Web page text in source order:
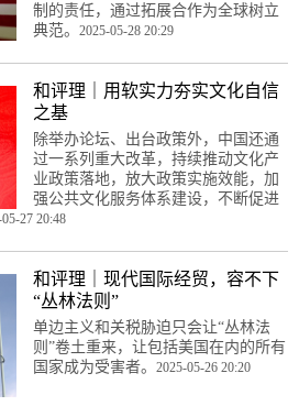
制的责任，通过拓展合作为全球树立
典范。 2025-05-28 20:29
和评理｜用软实力夯实文化自信
之基
除举办论坛、出台政策外，中国还通
过一系列重大改革，持续推动文化产
业政策落地，放大政策实施效能，加
强公共文化服务体系建设，不断促进
27 20:48
和评理｜现代国际经贸，容不下
“丛林法则”
单边主义和关税胁迫只会让“丛林法
则”卷土重来，让包括美国在内的所有
国家成为受害者。 2025-05-26 20:20